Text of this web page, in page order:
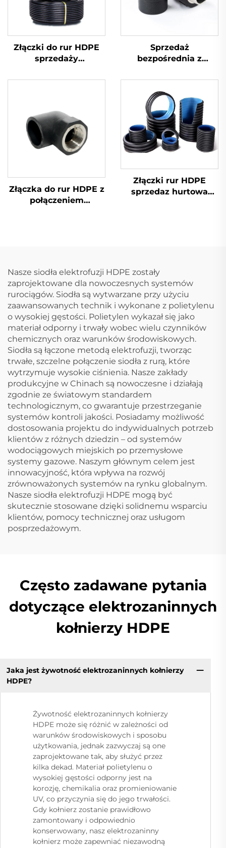
Złączki do rur HDPE
sprzedaży
fabryki, łuk spawany
Sprzedaż
bezpośrednia z
HDPE, przejściówka
męska
Złączka do rur HDPE z
połączeniem
Złączki rur HDPE
sprzedaz hurtowa
Nasze siodła elektrofuzji HDPE zostały
zaprojektowane dla nowoczesnych systemów
rurociągów. Siodła są wytwarzane przy użyciu
zaawansowanych technik i wykonane z polietylenu
o wysokiej gęstości. Polietylen wykazał się jako
materiał odporny i trwały wobec wielu czynników
chemicznych oraz warunków środowiskowych.
Siodła są łączone metodą elektrofuzji, tworząc
trwałe, szczelne połączenie siodła z rurą, które
wytrzymuje wysokie ciśnienia. Nasze zakłady
produkcyjne w Chinach są nowoczesne i działają
zgodnie ze światowym standardem
technologicznym, co gwarantuje przestrzeganie
systemów kontroli jakości. Posiadamy możliwość
dostosowania projektu do indywidualnych potrzeb
klientów z różnych dziedzin – od systemów
wodociągowych miejskich po przemysłowe
systemy gazowe. Naszym głównym celem jest
innowacyjność, która wpływa na rozwój
zrównoważonych systemów na rynku globalnym.
Nasze siodła elektrofuzji HDPE mogą być
skutecznie stosowane dzięki solidnemu wsparciu
klientów, pomocy technicznej oraz usługom
posprzedażowym.
Często zadawane pytania
dotyczące elektrozaninnych
kołnierzy HDPE
Jaka jest żywotność elektrozaninnych kołnierzy
HDPE?
Żywotność elektrozaninnych kołnierzy
HDPE może się różnić w zależności od
warunków środowiskowych i sposobu
użytkowania, jednak zazwyczaj są one
zaprojektowane tak, aby służyć przez
kilka dekad. Materiał polietylenu o
wysokiej gęstości odporny jest na
korozję, chemikalia oraz promieniowanie
UV, co przyczynia się do jego trwałości.
Gdy kołnierz zostanie prawidłowo
zamontowany i odpowiednio
konserwowany, nasz elektrozaninny
kołnierz może zapewniać niezawodną